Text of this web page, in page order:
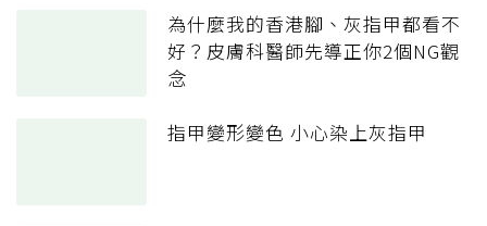
為什麼我的香港腳、灰指甲都看不
好？皮膚科醫師先導正你2個NG觀
念
指甲變形變色 小心染上灰指甲